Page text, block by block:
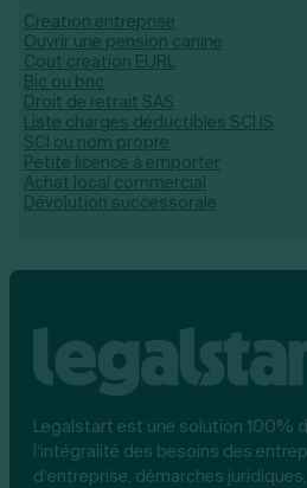
Creation entreprise
Ouvrir une pension canine
Cout creation EURL
Bic ou bnc
Droit de retrait SAS
Liste charges déductibles SCI IS
SCI ou nom propre
Petite licence à emporter
Achat local commercial
Dévolution successorale
Legalstart est une solution 100%
l’intégralité des besoins des
d’entreprise, démarches